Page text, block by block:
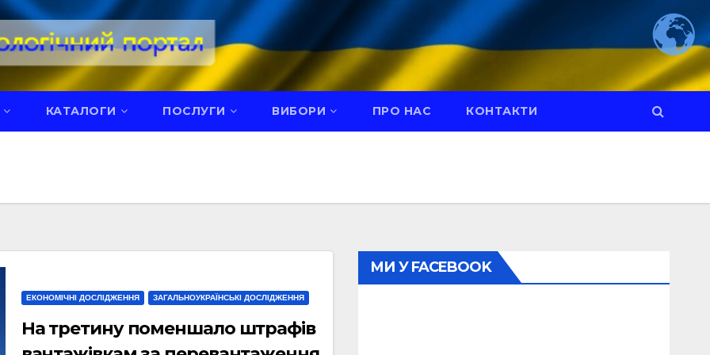
КАТАЛОГИ ПОСЛУГИ ВИБОРИ ПРО НАС КОНТАКТИ
ЕКОНОМІЧНІ ДОСЛІДЖЕННЯ ЗАГАЛЬНОУКРАЇНСЬКІ ДОСЛІДЖЕННЯ
На третину поменшало штрафів
МИ У FACEBOOK